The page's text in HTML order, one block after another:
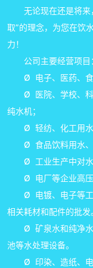
无论现在还是将来
取”的理念，为您在饮
力！
公司主要经营项目
Ø 电子、医药、食
Ø 医院、学校、科
纯水机；
Ø 轻纺、化工用水
Ø 食品饮料用水、
Ø 工业生产中对水
Ø 电厂等企业高压
Ø 电镀、电子等工
相关耗材和配件的批发
Ø 矿泉水和纯净水
池等水处理设备。
Ø 印染、造纸、电